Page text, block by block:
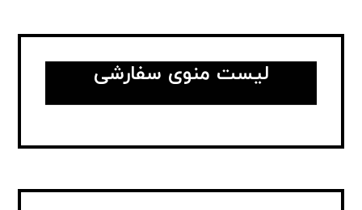
لیست منوی سفارشی